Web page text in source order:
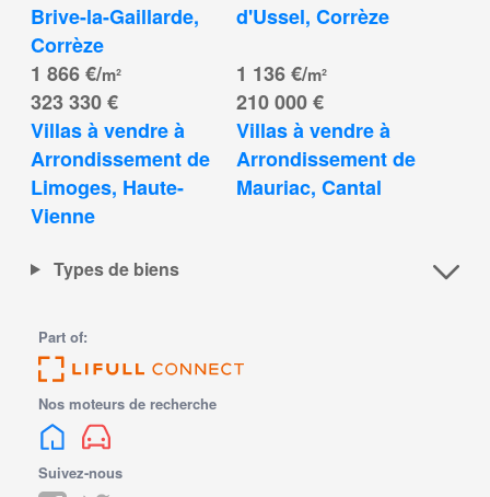
Brive-la-Gaillarde,
Corrèze
d'Ussel, Corrèze
323 330 €
1 866 €/m²
Villas à vendre à
Arrondissement de
Limoges, Haute-
Vienne
210 000 €
1 136 €/m²
Villas à vendre à
Arrondissement de
Mauriac, Cantal
Types de biens
Part of:
Nos moteurs de recherche
Suivez-nous